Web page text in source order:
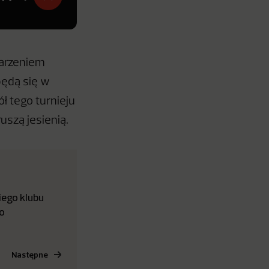
się w
tego turnieju
jesienią.
klubu
Następne